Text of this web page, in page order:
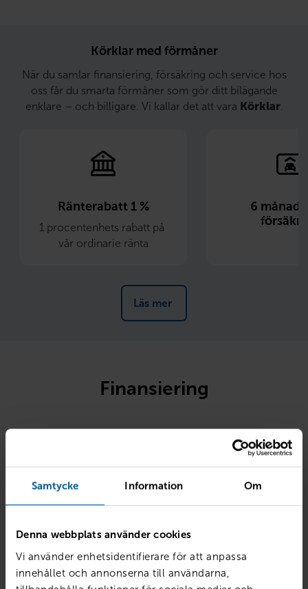
Samtycke Information Om
Denna webbplats använder cookies
Vi använder enhetsidentifierare för att anpassa
innehållet och annonserna till användarna,
Körklar med förmåner
När du samlar finansiering, försäkring och service hos
oss får du smarta förmåner som gör ditt bilägande
enklare – och billigare. Vi kallar det att vara Körklar.
Ränterabatt 1 %
1 procentenhets rabatt på
vår ordinarie ränta
6
Läs mer
Finansiering
Ägandekostnad
Kontantinsats